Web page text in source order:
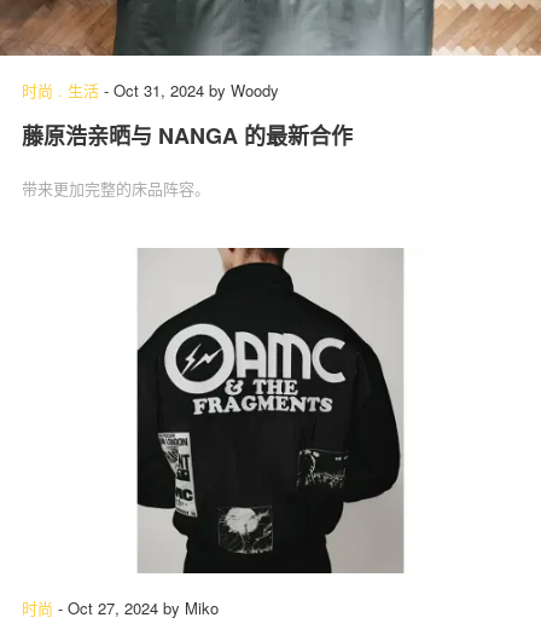
时尚 . 生活 - Oct 31, 2024 by Woody
藤原浩亲晒与 NANGA 的最新合作
带来更加完整的床品阵容。
时尚 - Oct 27, 2024 by Miko